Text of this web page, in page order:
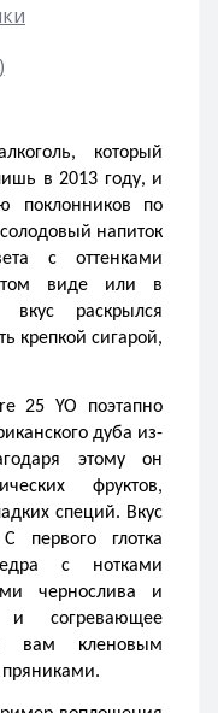
который
в 2013 году, и
поклонников по
напиток
с оттенками
виде или в
вкус раскрылся
крепкой сигарой,
25 YO поэтапно
дуба из-
этому он
фруктов,
специй. Вкус
глотка
с нотками
чернослива и
и согревающее
вам кленовым